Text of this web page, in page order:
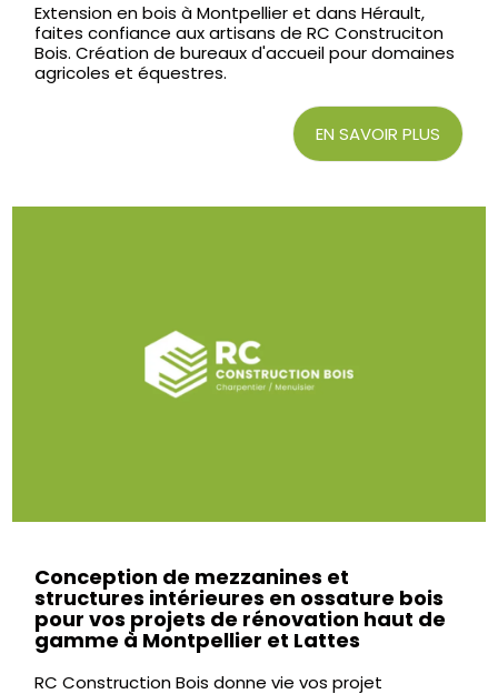
Extension en bois à Montpellier et dans Hérault,
faites confiance aux artisans de RC Construciton
Bois. Création de bureaux d'accueil pour domaines
agricoles et équestres.
EN SAVOIR PLUS
Conception de mezzanines et
structures intérieures en ossature bois
pour vos projets de rénovation haut de
gamme à Montpellier et Lattes
RC Construction Bois donne vie vos projet